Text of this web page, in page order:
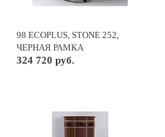
98 ECOPLUS, STONE 252,
ЧЕРНАЯ РАМКА
324 720 руб.